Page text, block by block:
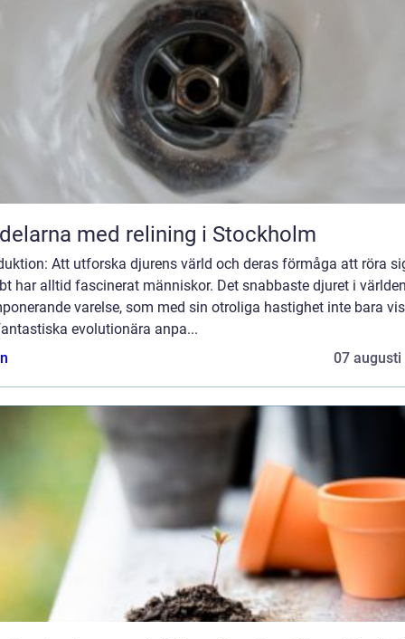
med relining i Stockholm
Att utforska djurens värld och deras förmåga att röra
har alltid fascinerat människor. Det snabbaste djuret i
varelse, som med sin otroliga hastighet inte bara
evolutionära anpa...
07 augusti